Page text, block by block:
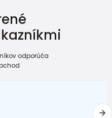
odporúča